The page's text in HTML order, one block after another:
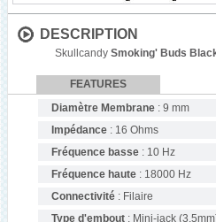
DESCRIPTION
SkullcandySmoking' Buds
FEATURES
Diamètre Membrane : 9 mm
Impédance : 16 Ohms
Fréquence basse : 10 Hz
Fréquence haute : 18000 Hz
Connectivité : Filaire
Type d'embout : Mini-jack